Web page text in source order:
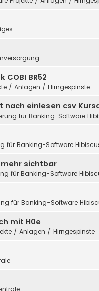
BR52
/ Anlagen / Hirngespinste
einlesen csv
für Banking-Software
für Banking-Software
sichtbar
für Banking-Software
für Banking-Software
mit H0e
/ Anlagen / Hirngespinste